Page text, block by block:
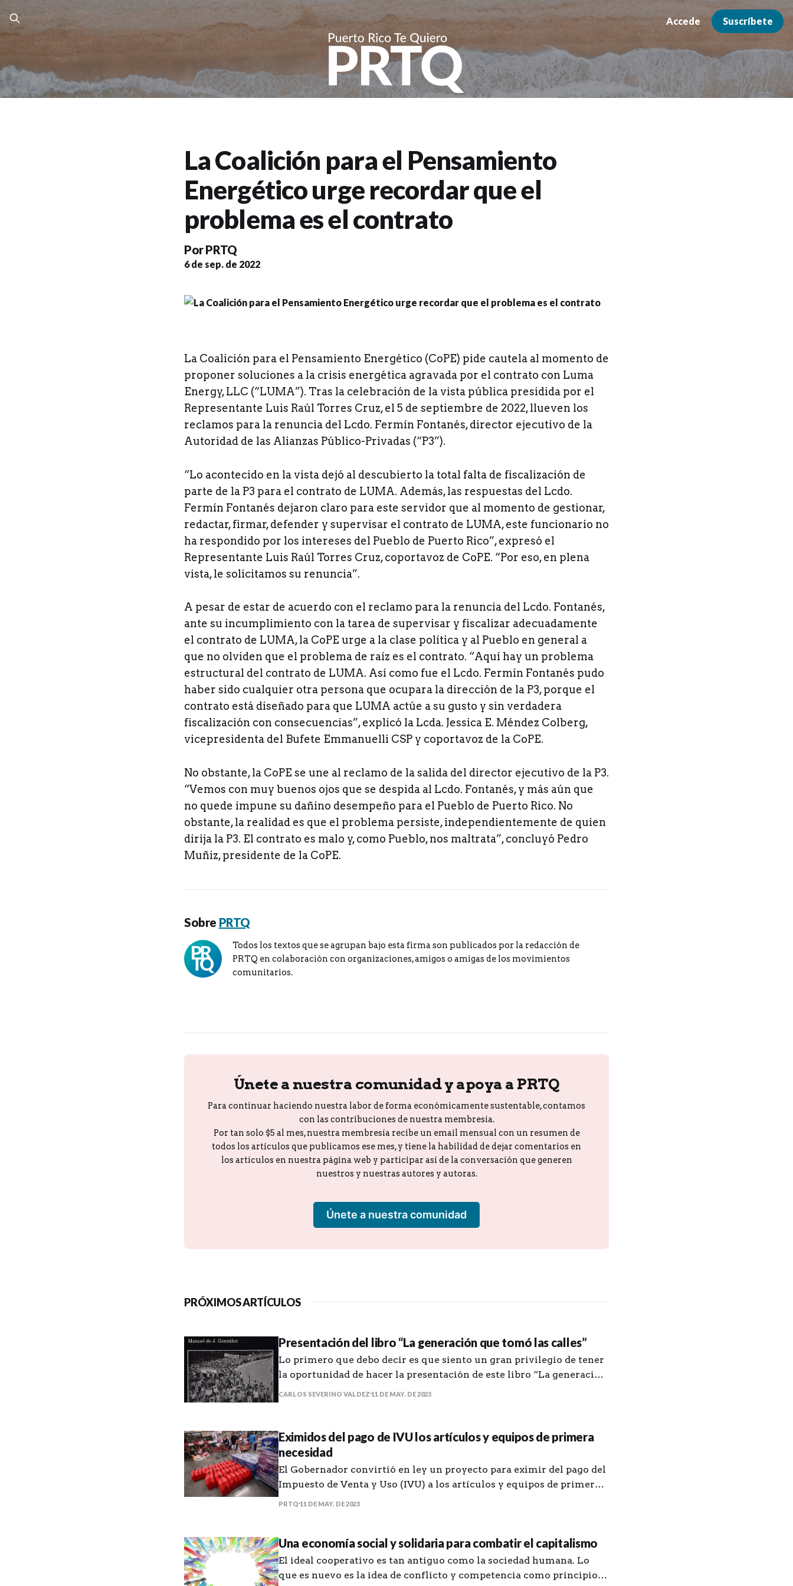
Accede Suscríbete
La Coalición para el Pensamiento
Energético urge recordar que el
problema es el contrato
PorPRTQ
6 de sep. de 2022
La Coalición para el Pensamiento Energético (CoPE) pide cautela al momento de
proponer soluciones a la crisis energética agravada por el contrato con Luma
Energy, LLC (“LUMA”). Tras la celebración de la vista pública presidida por el
Representante Luis Raúl Torres Cruz, el 5 de septiembre de 2022, llueven los
reclamos para la renuncia del Lcdo. Fermín Fontanés, director ejecutivo de la
Autoridad de las Alianzas Público-Privadas (“P3”).
“Lo acontecido en la vista dejó al descubierto la total falta de fiscalización de
parte de la P3 para el contrato de LUMA. Además, las respuestas del Lcdo.
Fermín Fontanés dejaron claro para este servidor que al momento de gestionar,
redactar, firmar, defender y supervisar el contrato de LUMA, este funcionario no
ha respondido por los intereses del Pueblo de Puerto Rico”, expresó el
Representante Luis Raúl Torres Cruz, coportavoz de CoPE. “Por eso, en plena
vista, le solicitamos su renuncia”.
A pesar de estar de acuerdo con el reclamo para la renuncia del Lcdo. Fontanés,
ante su incumplimiento con la tarea de supervisar y fiscalizar adecuadamente
el contrato de LUMA, la CoPE urge a la clase política y al Pueblo en general a
que no olviden que el problema de raíz es el contrato. “Aquí hay un problema
estructural del contrato de LUMA. Así como fue el Lcdo. Fermín Fontanés pudo
haber sido cualquier otra persona que ocupara la dirección de la P3, porque el
contrato está diseñado para que LUMA actúe a su gusto y sin verdadera
fiscalización con consecuencias”, explicó la Lcda. Jessica E. Méndez Colberg,
vicepresidenta del Bufete Emmanuelli CSP y coportavoz de la CoPE.
No obstante, la CoPE se une al reclamo de la salida del director ejecutivo de la P3.
“Vemos con muy buenos ojos que se despida al Lcdo. Fontanés, y más aún que
no quede impune su dañino desempeño para el Pueblo de Puerto Rico. No
obstante, la realidad es que el problema persiste, independientemente de quien
dirija la P3. El contrato es malo y, como Pueblo, nos maltrata”, concluyó Pedro
Muñiz, presidente de la CoPE.
Sobre PRTQ
Todos los textos que se agrupan bajo esta firma son publicados por la redacción de
PRTQ en colaboración con organizaciones, amigos o amigas de los movimientos
comunitarios.
Únete a nuestra comunidad y apoya a PRTQ
Para continuar haciendo nuestra labor de forma económicamente sustentable, contamos
con las contribuciones de nuestra membresía.
Por tan solo $5 al mes, nuestra membresía recibe un email mensual con un resumen de
todos los artículos que publicamos ese mes, y tiene la habilidad de dejar comentarios en
los artículos en nuestra página web y participar así de la conversación que generen
nuestros y nuestras autores y autoras.
Únete a nuestra comunidad
PRÓXIMOS ARTÍCULOS
Presentación del libro “La generación que tomó las calles”
Lo primero que debo decir es que siento un gran privilegio de tener
la oportunidad de hacer la presentación de este libro “La generación
CARLOS SEVERINO VALDEZ 11 DE MAY. DE 2023
Eximidos del pago de IVU los artículos y equipos de primera
necesidad
El Gobernador convirtió en ley un proyecto para eximir del pago del
Impuesto de Venta y Uso (IVU) a los artículos y equipos de primera
PRTQ 11 DE MAY. DE 2023
Una economía social y solidaria para combatir el capitalismo
El ideal cooperativo es tan antiguo como la sociedad humana. Lo
que es nuevo es la idea de conflicto y competencia como principio